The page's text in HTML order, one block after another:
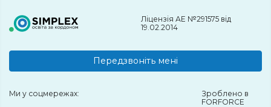
Ліцензія АЕ №291575 від
19.02.2014
Передзвоніть мені
Ми у соцмережах:
Зроблено в
FORFORCE